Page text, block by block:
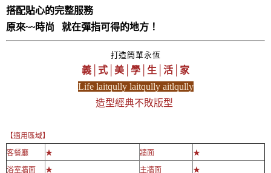
搭配貼心的完整服務
原來~~時尚 就在彈指可得的地方！
打造簡單永恆
義│式│美│學│生│活│家
Life laitqully laitqully aitlqully
造型經典不敗版型
【適用區域】
客餐廳
★ 牆面
★
浴室牆面
★ 主牆面
★